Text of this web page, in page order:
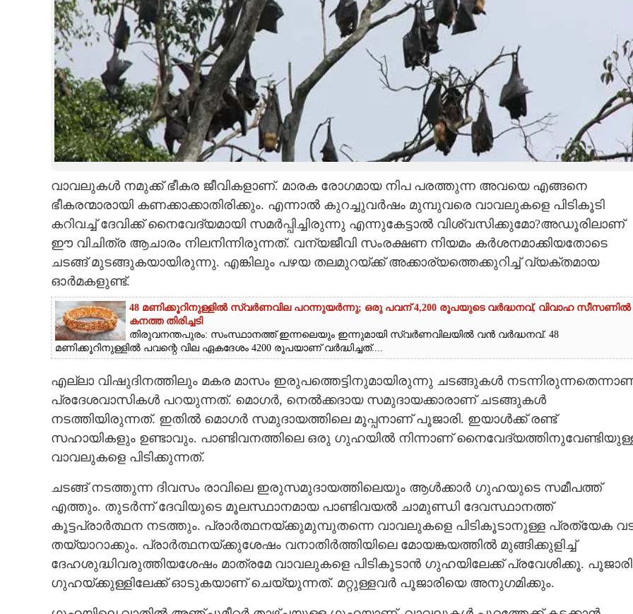
SPIRITUAL
CARTOONS
LITERATURE
CONTACT US
വാവലുകൾ നമുക്ക് ഭീകര ജീവികളാണ്. മാരക രോഗമായ നിപ പരത്തുന്ന അവയെ എങ്ങനെ
ഭീകരന്മാരായി കണക്കാക്കാതിരിക്കും. എന്നാൽ കുറച്ചുവർഷം മുമ്പുവരെ വാവലുകളെ പിടികൂടി
കറിവച്ച് ദേവിക്ക് നൈവേദ്യമായി സമർപ്പിച്ചിരുന്നു എന്നുകേട്ടാൽ വിശ്വസിക്കുമോ?അഡൂരിലാണ്
ഈ വിചിത്ര ആചാരം നിലനിന്നിരുന്നത്. വന്യജീവി സംരക്ഷണ നിയമം കർശനമാക്കിയതോടെ
ചടങ്ങ് മുടങ്ങുകയായിരുന്നു. എങ്കിലും പഴയ തലമുറയ്ക്ക് അക്കാര്യത്തെക്കുറിച്ച് വ്യക്തമായ
ഓർമകളുണ്ട്.
48 മണിക്കൂറിനുള്ളിൽ സ്വർണവില പറന്നുയർന്നു; ഒരു പവന് 4,200 രൂപയുടെ വർദ്ധനവ്, വിവാഹ സീസണിൽ
കനത്ത തിരിച്ചടി
തിരുവനന്തപുരം: സംസ്ഥാനത്ത് ഇന്നലെയും ഇന്നുമായി സ്വർണവിലയിൽ വൻ വർദ്ധനവ്. 48
മണിക്കൂറിനുള്ളിൽ പവന്റെ വില ഏകദേശം 4200 രൂപയാണ് വർദ്ധിച്ചത്....
എല്ലാ വിഷുദിനത്തിലും മകര മാസം ഇരുപത്തെട്ടിനുമായിരുന്നു ചടങ്ങുകൾ
പ്രദേശവാസികൾ പറയുന്നത്. മൊഗർ, നെൽക്കദായ സമുദായക്കാരാണ് ചടങ്ങുകൾ
നടത്തിയിരുന്നത്. ഇതിൽ മൊഗർ സമുദായത്തിലെ മൂപ്പനാണ് പൂജാരി. ഇയാൾക്ക് രണ്ട്
സഹായികളും ഉണ്ടാവും. പാണ്ടിവനത്തിലെ ഒരു ഗുഹയിൽ നിന്നാണ്
വാവലുകളെ പിടിക്കുന്നത്.
ചടങ്ങ് നടത്തുന്ന ദിവസം രാവിലെ ഇരുസമുദായത്തിലെയും ആൾക്കാർ ഗുഹയുടെ സമീപത്ത്
എത്തും. തുടർന്ന് ദേവിയുടെ മൂലസ്ഥാനമായ പാണ്ടിവയൽ ചാമുണ്ഡി ദേവസ്ഥാനത്ത്
കൂട്ടപ്രാർത്ഥന നടത്തും. പ്രാർത്ഥനയ്ക്കുമുമ്പുതന്നെ വാവലുകളെ പിടികൂടാനുള്ള പ്രത്യേക
തയ്യാറാക്കും. പ്രാർത്ഥനയ്ക്കുശേഷം വനാതിർത്തിയിലെ മോയങ്കയത്തിൽ മുങ്ങിക്കുളിച്ച്
ദേഹശുദ്ധിവരുത്തിയശേഷം മാത്രമേ വാവലുകളെ പിടികൂടാൻ ഗുഹയിലേക്ക് പ്രവേശിക്കൂ. പൂജാരി
ഗുഹയ്ക്കുള്ളിലേക്ക് ഓടുകയാണ് ചെയ്യുന്നത്. മറ്റുള്ളവർ പൂജാരിയെ അനുഗമിക്കും.